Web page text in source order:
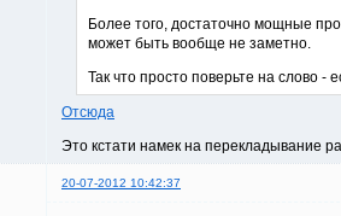
Более того, достаточно мощные
может быть вообще не заметно.
Так что просто поверьте на слово -
Отсюда
Это кстати намек на перекладывание
20-07-2012 10:42:37